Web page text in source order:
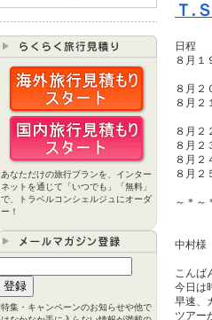
あなただけの旅行プランを、インター
ネットを通じて「いつでも」「無料」
で、トラベルコンシェルジュにオーダ
ー！
特集・キャンペーンのお知らせや他で
Ｔ.
日程
８月
＜ク
８月
８月
＜
８月
８月
８月
８月
～＊～
中村様
こんば
今日は
早速、
ツアー